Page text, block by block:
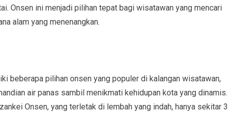
Onsen ini menjadi pilihan tepat bagi wisatawan yang mencari
alam yang menenangkan.
beberapa pilihan onsen yang populer di kalangan wisatawan,
air panas sambil menikmati kehidupan kota yang dinamis.
Onsen, yang terletak di lembah yang indah, hanya sekitar